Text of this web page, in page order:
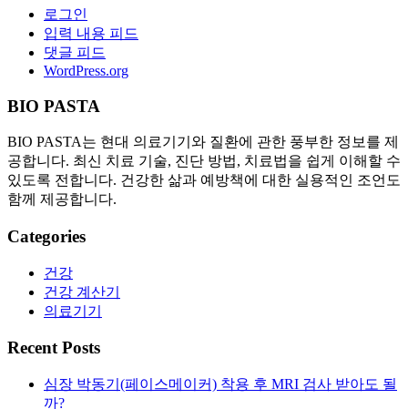
로그인
입력 내용 피드
댓글 피드
WordPress.org
BIO PASTA
BIO PASTA는 현대 의료기기와 질환에 관한 풍부한 정보를 제
공합니다. 최신 치료 기술, 진단 방법, 치료법을 쉽게 이해할 수
있도록 전합니다. 건강한 삶과 예방책에 대한 실용적인 조언도
함께 제공합니다.
Categories
건강
건강 계산기
의료기기
Recent Posts
심장 박동기(페이스메이커) 착용 후 MRI 검사 받아도 될
까?